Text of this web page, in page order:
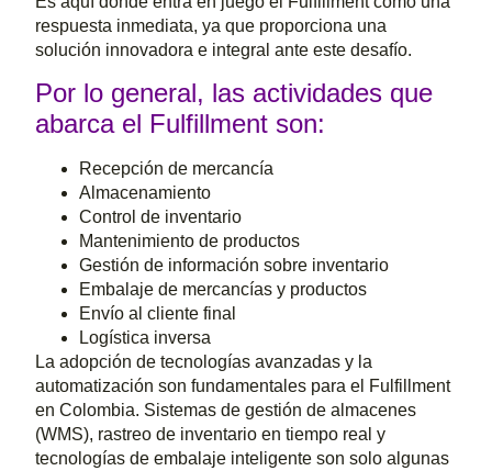
respuesta inmediata, ya que proporciona una
solución innovadora e integral ante este desafío.
Por lo general, las actividades que
abarca el Fulfillment son:
Recepción de mercancía
Almacenamiento
Control de inventario
Mantenimiento de productos
Gestión de información sobre inventario
Embalaje de mercancías y productos
Envío al cliente final
Logística inversa
La adopción de tecnologías avanzadas y la
automatización son fundamentales para el Fulfillment
en Colombia. Sistemas de gestión de almacenes
(WMS), rastreo de inventario en tiempo real y
tecnologías de embalaje inteligente son solo algunas